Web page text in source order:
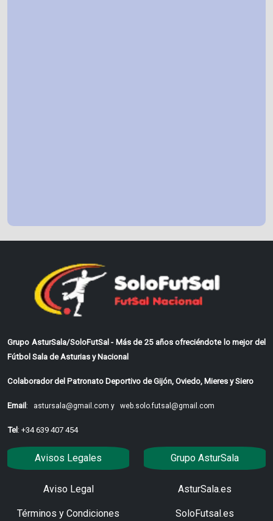
Grupo AsturSala/SoloFutSal - Más de 25 años ofreciéndote lo mejor del
Fútbol Sala de Asturias y Nacional
Colaborador del Patronato Deportivo de Gijón, Oviedo, Mieres y Siero
Email: astursala@gmail.com y web.solo.futsal@gmail.com
Tel: +34 639 407 454
Avisos Legales
Aviso Legal
Términos y Condiciones
Grupo AsturSala
AsturSala.es
SoloFutsal.es